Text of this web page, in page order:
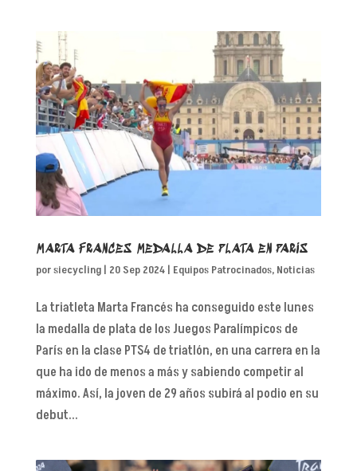
MARTA FRANCES MEDALLA DE PLATA EN PARIS
porsiecycling| 20 Sep 2024| Equipos Patrocinados, Noticias
La triatleta Marta Francés ha conseguido este lunes
la medalla de plata de los Juegos Paralímpicos de
París en la clase PTS4 de triatlón, en una carrera en la
que ha ido de menos a más y sabiendo competir al
máximo. Así, la joven de 29 años subirá al podio en su
debut...